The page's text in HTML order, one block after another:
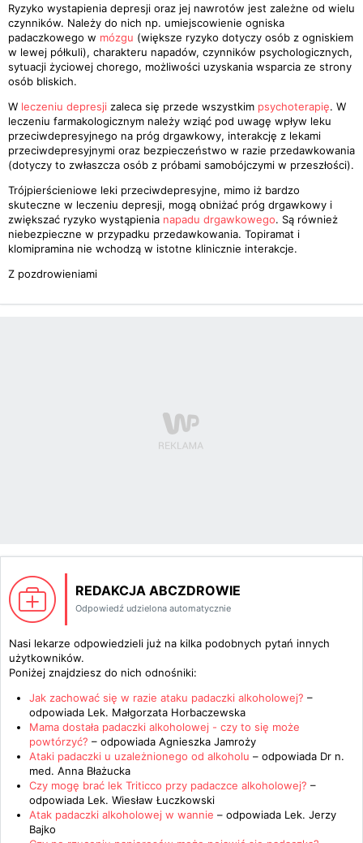
Ryzyko wystapienia depresji oraz jej nawrotów jest zależne od wielu
czynników. Należy do nich np. umiejscowienie ogniska
padaczkowego w mózgu (większe ryzyko dotyczy osób z ogniskiem
w lewej półkuli), charakteru napadów, czynników psychologicznych,
sytuacji życiowej chorego, możliwości uzyskania wsparcia ze strony
osób bliskich.
W leczeniu depresji zaleca się przede wszystkim psychoterapię. W
leczeniu farmakologicznym należy wziąć pod uwagę wpływ leku
przeciwdepresyjnego na próg drgawkowy, interakcję z lekami
przeciwdepresyjnymi oraz bezpieczeństwo w razie przedawkowania
(dotyczy to zwłaszcza osób z próbami samobójczymi w przeszłości).
Trójpierścieniowe leki przeciwdepresyjne, mimo iż bardzo
skuteczne w leczeniu depresji, mogą obniżać próg drgawkowy i
zwiększać ryzyko wystąpienia napadu drgawkowego. Są również
niebezpieczne w przypadku przedawkowania. Topiramat i
klomipramina nie wchodzą w istotne klinicznie interakcje.
Z pozdrowieniami
REDAKCJA ABCZDROWIE
Odpowiedź udzielona automatycznie
Nasi lekarze odpowiedzieli już na kilka podobnych pytań innych
użytkowników.
Poniżej znajdziesz do nich odnośniki:
Jak zachować się w razie ataku padaczki alkoholowej? –
odpowiada Lek. Małgorzata Horbaczewska
Mama dostała padaczki alkoholowej - czy to się może
powtórzyć? – odpowiada Agnieszka Jamroży
Ataki padaczki u uzależnionego od alkoholu – odpowiada Dr n.
med. Anna Błażucka
Czy mogę brać lek Triticco przy padaczce alkoholowej? –
odpowiada Lek. Wiesław Łuczkowski
Atak padaczki alkoholowej w wannie – odpowiada Lek. Jerzy
Bajko